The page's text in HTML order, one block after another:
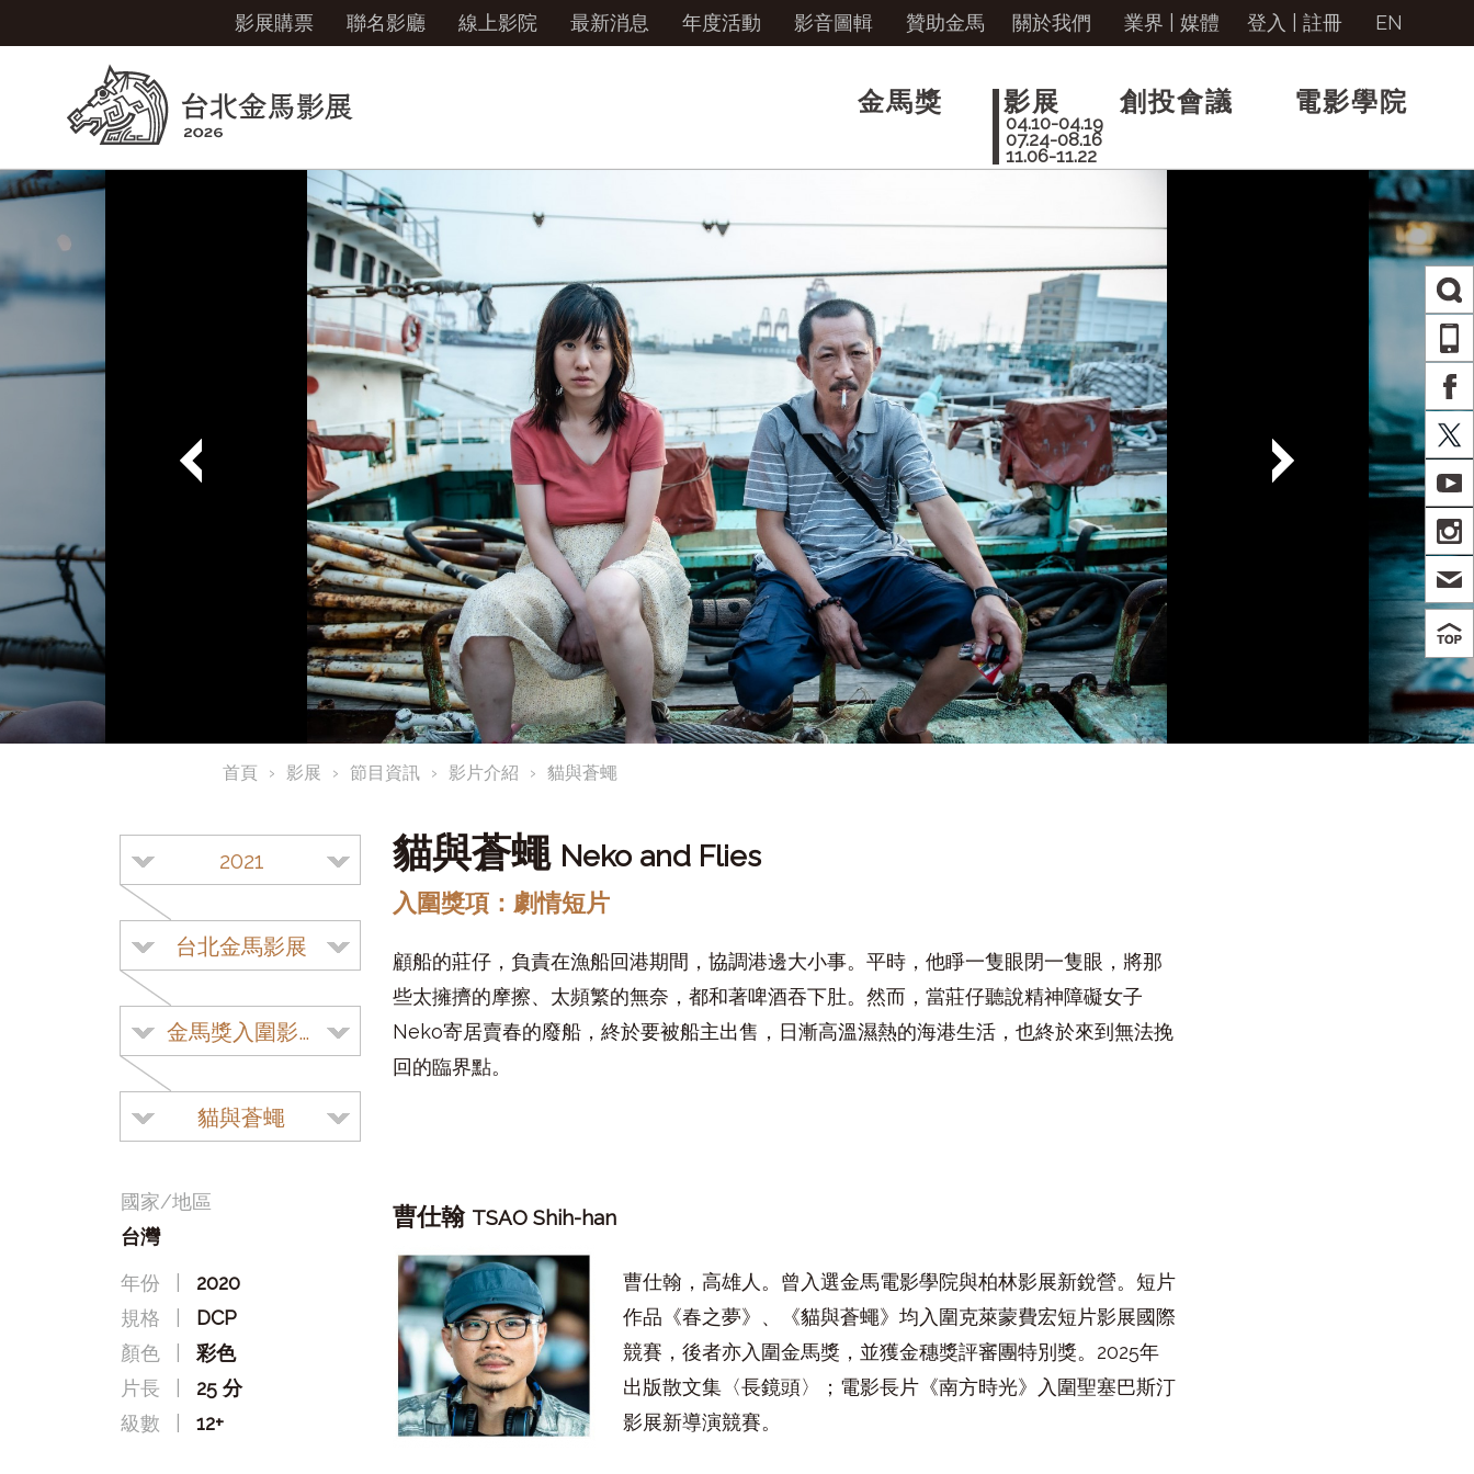
影展購票 聯名影廳 線上影院 最新消息 年度活動 影音圖輯 贊助金馬 關於我們 業界 | 媒體 登入 註冊 EN
金馬獎 影展
04.10-04.19
07.24-08.16
11.06-11.22
創投會議 電影學院
首頁 影展 節目資訊 影片介紹 貓與蒼蠅
2021
台北金馬影展
金馬獎入圍影片
貓與蒼蠅
國家/地區
台灣
年份
2020
規格
DCP
顏色
彩色
片長
25 分
級數
12+
貓與蒼蠅 Neko and Flies
入圍獎項：劇情短片
顧船的莊仔，負責在漁船回港期間，協調港邊大小事。平時，他睜一隻眼閉一隻眼，將那
些太擁擠的摩擦、太頻繁的無奈，都和著啤酒吞下肚。然而，當莊仔聽說精神障礙女子
Neko寄居賣春的廢船，終於要被船主出售，日漸高溫濕熱的海港生活，也終於來到無法挽
回的臨界點。
曹仕翰 TSAO Shih-han
曹仕翰，高雄人。曾入選金馬電影學院與柏林影展新銳營。短片
作品《春之夢》、《貓與蒼蠅》均入圍克萊蒙費宏短片影展國際
競賽，後者亦入圍金馬獎，並獲金穗獎評審團特別獎。2025年
出版散文集〈長鏡頭〉；電影長片《南方時光》入圍聖塞巴斯汀
影展新導演競賽。
X